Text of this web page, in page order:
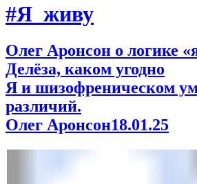
#Я_живу
Олег Аронсон о логике «
Делёза, каком угодно
Я и шизофреническом
различий.
Олег Аронсон18.01.25